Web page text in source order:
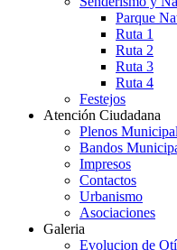
Parque
Ruta 1
Ruta 2
Ruta 3
Ruta 4
Festejos
Atención Ciudadana
Plenos
Bandos
Impresos
Contactos
Urbanismo
Asociaciones
Galeria
Evolucion de